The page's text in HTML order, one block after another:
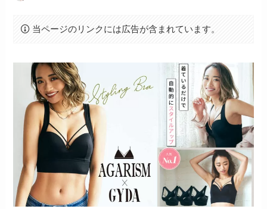
当ページのリンクには広告が含まれています。